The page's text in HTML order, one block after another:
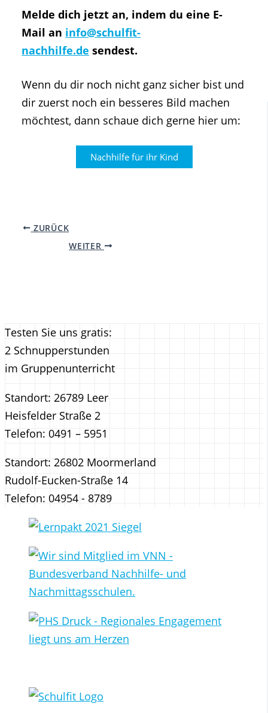
Melde dich jetzt an, indem du eine E-
Mail an info@schulfit-
nachhilfe.de sendest.
Wenn du dir noch nicht ganz sicher bist und
dir zuerst noch ein besseres Bild machen
möchtest, dann schaue dich gerne hier um:
Nachhilfe für ihr Kind
ZURÜCK
WEITER
Testen Sie uns gratis:
2 Schnupperstunden
im Gruppenunterricht
Standort: 26789 Leer
Heisfelder Straße 2
Telefon: 0491 – 5951
Standort: 26802 Moormerland
Rudolf-Eucken-Straße 14
Telefon: 04954 - 8789